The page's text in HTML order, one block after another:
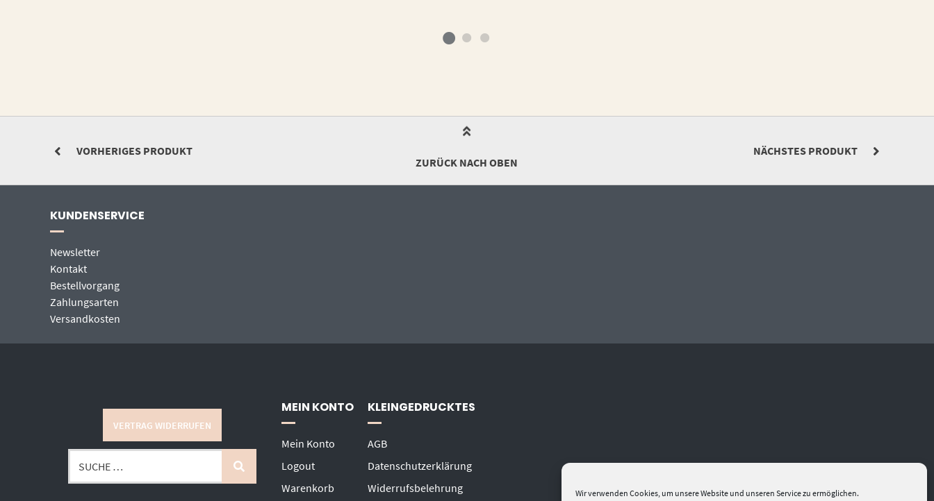
Wir verwenden Cookies, um unsere Website und unseren Service zu ermöglichen.
VORHERIGES PRODUKT
NÄCHSTES PRODUKT
ZURÜCK NACH OBEN
KUNDENSERVICE
Newsletter
Kontakt
Bestellvorgang
Zahlungsarten
Versandkosten
VERTRAG WIDERRUFEN
MEIN KONTO
Mein Konto
Logout
Warenkorb
KLEINGEDRUCKTES
AGB
Datenschutzerklärung
Widerrufsbelehrung